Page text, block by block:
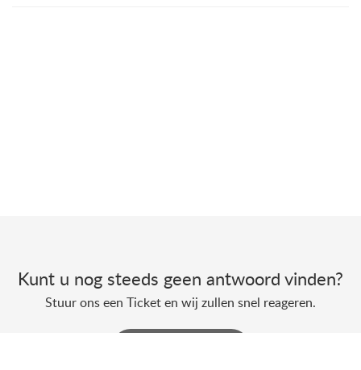
Kunt u nog steeds geen antwoord vinden?
Stuur ons een Ticket en wij zullen snel reageren.